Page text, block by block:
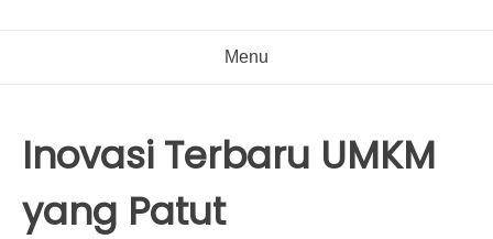
Menu
Inovasi Terbaru UMKM
yang Patut